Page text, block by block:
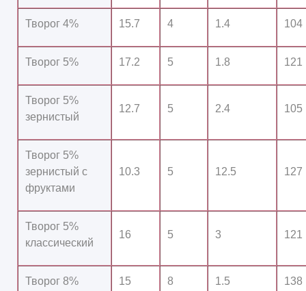
Творог 4% 15.7 4 1.4 104
Творог 5% 17.2 5 1.8 121
Творог 5%
зернистый
12.7 5 2.4 105
Творог 5%
зернистый с
фруктами
10.3 5 12.5 127
Творог 5%
классический
16 5 3 121
Творог 8% 15 8 1.5 138